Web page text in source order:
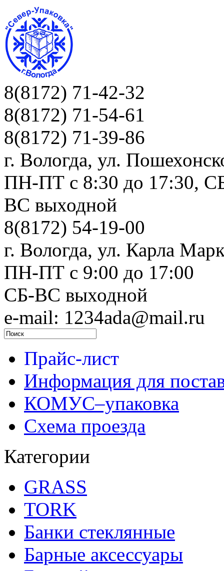
8(8172) 71-42-32
8(8172) 71-54-61
8(8172) 71-39-86
г. Вологда, ул.
ПН-ПТ c 8:30 до 17:30,
ВС выходной
8(8172) 54-19-00
г. Вологда, ул. Карла
ПН-ПТ c 9:00 до 17:00
СБ-ВС выходной
e-mail: 1234ada@mail.ru
Прайс-лист
Информация для
КОМУС–упаковка
Схема проезда
Категории
GRASS
TORK
Банки стеклянные
Барные аксессуары